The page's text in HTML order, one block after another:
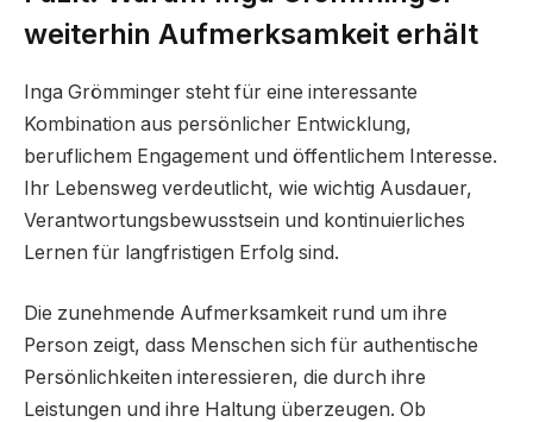
weiterhin Aufmerksamkeit erhält
Inga Grömminger steht für eine interessante
Kombination aus persönlicher Entwicklung,
beruflichem Engagement und öffentlichem Interesse.
Ihr Lebensweg verdeutlicht, wie wichtig Ausdauer,
Verantwortungsbewusstsein und kontinuierliches
Lernen für langfristigen Erfolg sind.
Die zunehmende Aufmerksamkeit rund um ihre
Person zeigt, dass Menschen sich für authentische
Persönlichkeiten interessieren, die durch ihre
Leistungen und ihre Haltung überzeugen. Ob